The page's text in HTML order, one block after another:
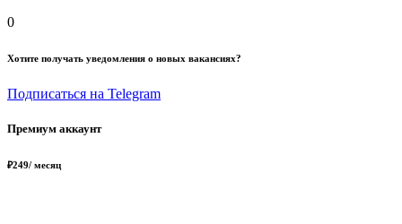
0
Хотите получать уведомления о новых вакансиях?
Подписаться на Telegram
Премиум аккаунт
₽249/ месяц